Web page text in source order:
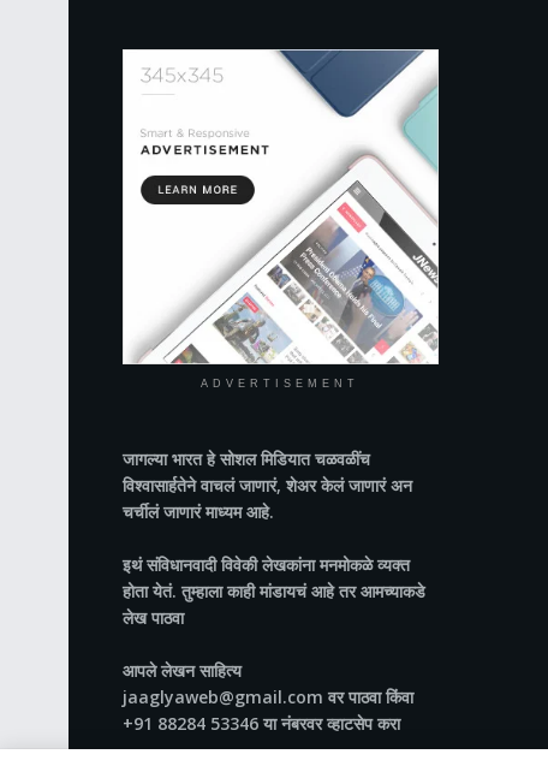
ADVERTISEMENT
जागल्या भारतहे सोशल मिडियात चळवळींच
विश्वासार्हतेने वाचलं जाणारं, शेअर केलं जाणारं अन
चर्चीलं जाणारं माध्यम आहे.
इथं संविधानवादी विवेकी लेखकांना मनमोकळे व्यक्त
होता येतं. तुम्हाला काही मांडायचं आहे तर आमच्याकडे
लेख पाठवा
आपले लेखन साहित्य
jaaglyaweb@gmail.com वर पाठवा किंवा
+91 88284 53346 या नंबरवर व्हाटसेप करा